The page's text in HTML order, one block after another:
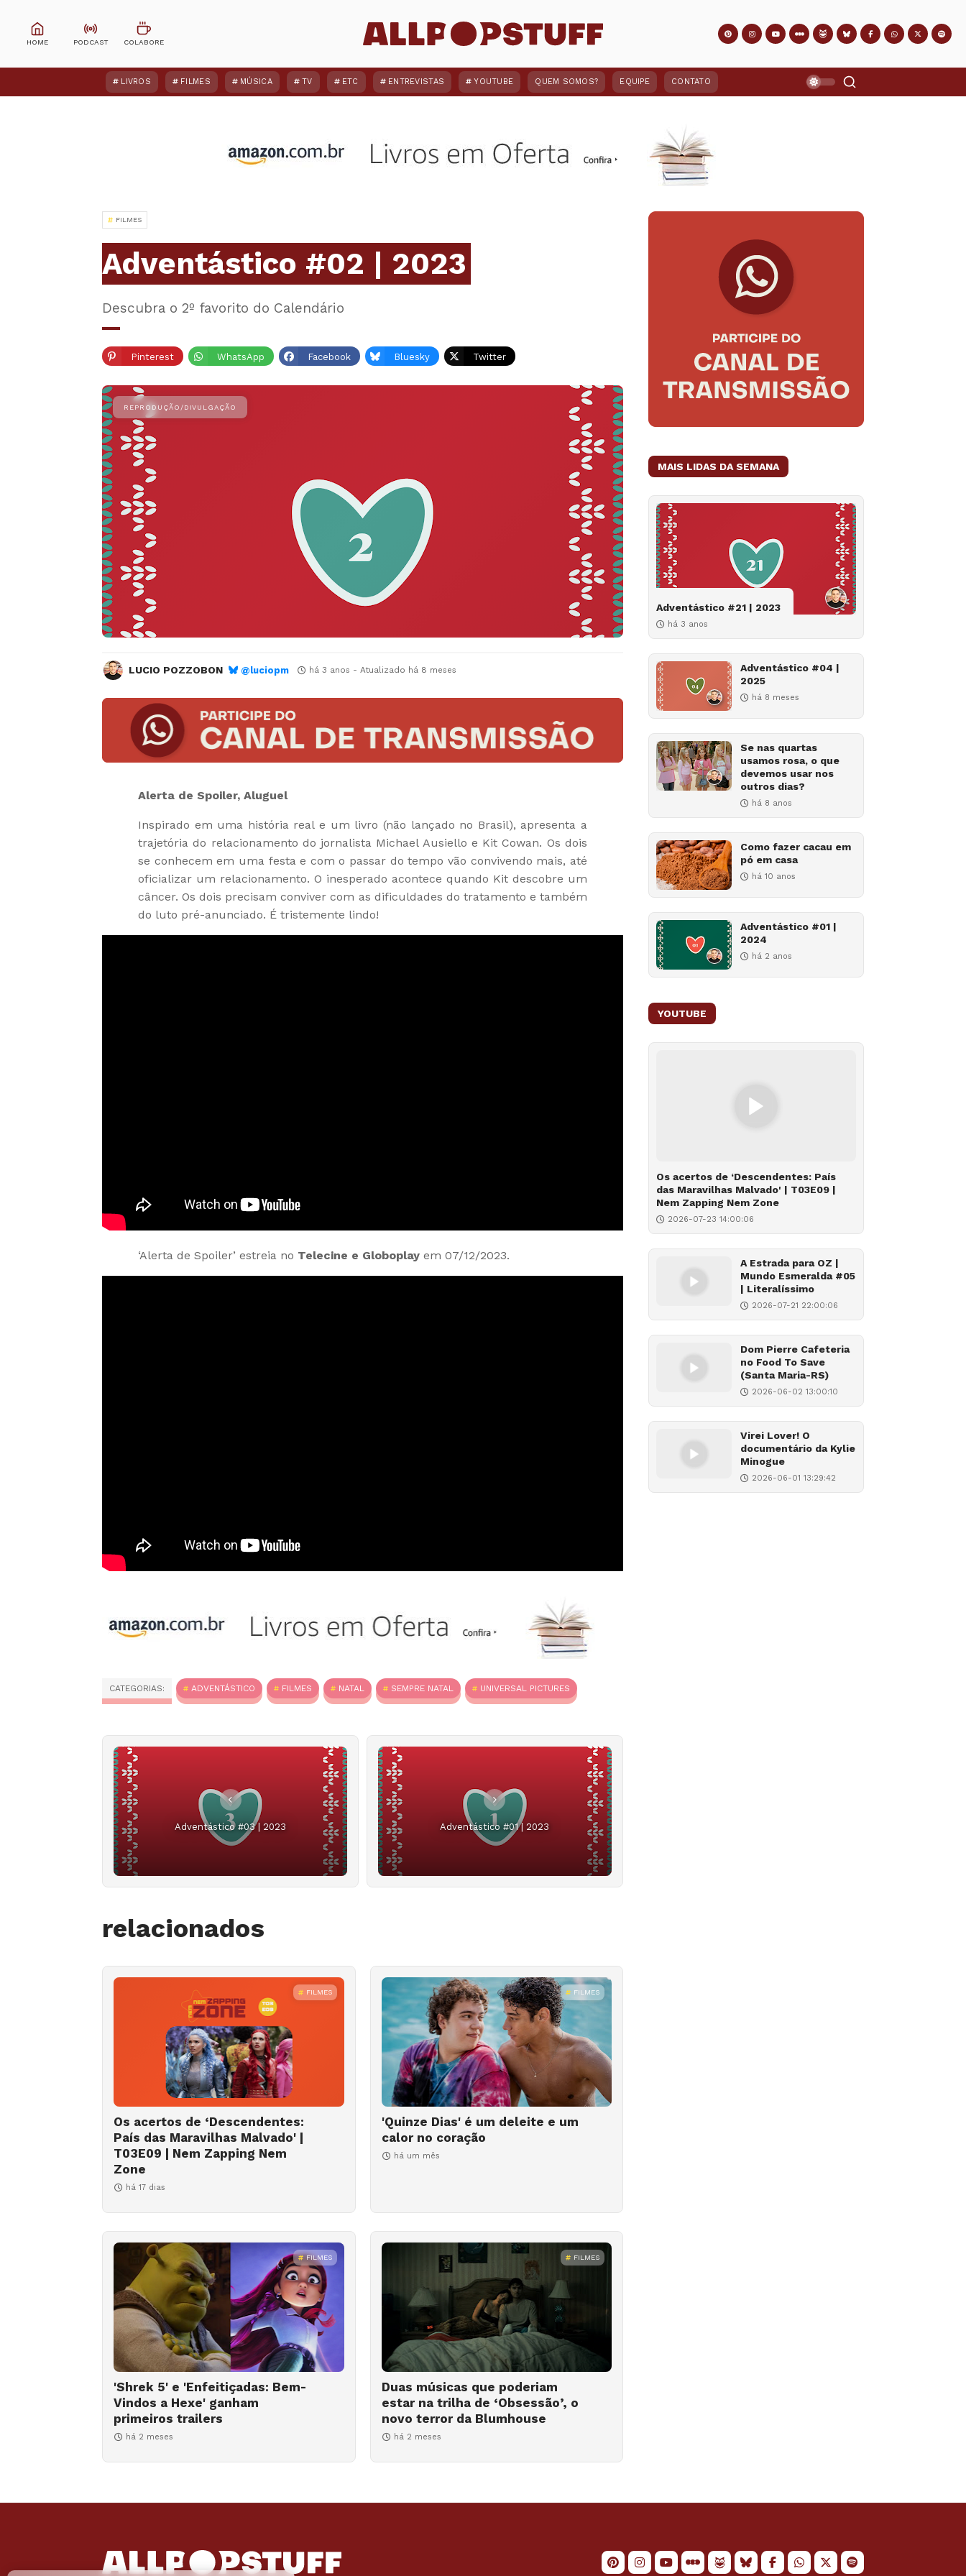
LIVROS FILMES MÚSICA TV ETC ENTREVISTAS YOUTUBE QUEM SOMOS? EQUIPE CONTATO
FILMES
Adventástico #02 | 2023
Descubra o 2º favorito do Calendário
Pinterest WhatsApp Facebook Bluesky Twitter
LUCIO POZZOBON @luciopm há 3 anos - Atualizado há 8 meses
Alerta de Spoiler, Aluguel
Inspirado em uma história real e um livro (não lançado no Brasil), apresenta a
trajetória do relacionamento do jornalista Michael Ausiello e Kit Cowan. Os dois
se conhecem em uma festa e com o passar do tempo vão convivendo mais, até
oficializar um relacionamento. O inesperado acontece quando Kit descobre um
câncer. Os dois precisam conviver com as dificuldades do tratamento e também
do luto pré-anunciado. É tristemente lindo!
‘Alerta de Spoiler’ estreia no Telecine e Globoplay em 07/12/2023.
CATEGORIAS: ADVENTÁSTICO FILMES NATAL SEMPRE NATAL UNIVERSAL PICTURES
Adventástico #03 | 2023 Adventástico #01 | 2023
relacionados
FILMES
Os acertos de ‘Descendentes:
País das Maravilhas Malvado' |
T03E09 | Nem Zapping Nem
Zone
há 17 dias
FILMES
'Quinze Dias' é um deleite e um
calor no coração
há um mês
FILMES
'Shrek 5' e 'Enfeitiçadas: Bem-
Vindos a Hexe' ganham
primeiros trailers
há 2 meses
FILMES
Duas músicas que poderiam
estar na trilha de ‘Obsessão’, o
novo terror da Blumhouse
há 2 meses
MAIS LIDAS DA SEMANA
Adventástico #21 | 2023
há 3 anos
Adventástico #04 |
2025
há 8 meses
Se nas quartas
usamos rosa, o que
devemos usar nos
outros dias?
há 8 anos
Como fazer cacau em
pó em casa
há 10 anos
Adventástico #01 |
2024
há 2 anos
YOUTUBE
Os acertos de ‘Descendentes: País
das Maravilhas Malvado' | T03E09 |
Nem Zapping Nem Zone
2026-07-23 14:00:06
A Estrada para OZ |
Mundo Esmeralda #05
| Literalíssimo
2026-07-21 22:00:06
Dom Pierre Cafeteria
no Food To Save
(Santa Maria-RS)
2026-06-02 13:00:10
Virei Lover! O
documentário da Kylie
Minogue
2026-06-01 13:29:42